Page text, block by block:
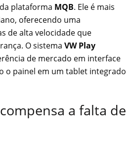
plataforma MQB. Ele é mais
oferecendo uma
de alta velocidade que
O sistema VW Play
de mercado em interface
o painel em um tablet integrado
a falta de